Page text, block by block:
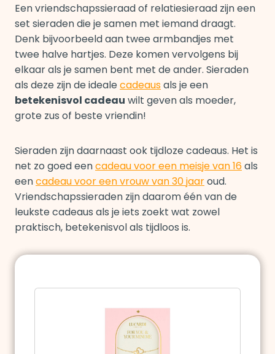
Een vriendschapssieraad of relatiesieraad zijn een
set sieraden die je samen met iemand draagt.
Denk bijvoorbeeld aan twee armbandjes met
twee halve hartjes. Deze komen vervolgens bij
elkaar als je samen bent met de ander. Sieraden
als deze zijn de idealecadeausals je een
betekenisvol cadeau wilt geven als moeder,
grote zus of beste vriendin!
Sieraden zijn daarnaast ook tijdloze cadeaus. Het is
net zo goed eencadeau voor een meisje van 16als
eencadeau voor een vrouw van 30 jaaroud.
Vriendschapssieraden zijn daarom één van de
leukste cadeaus als je iets zoekt wat zowel
praktisch, betekenisvol als tijdloos is.